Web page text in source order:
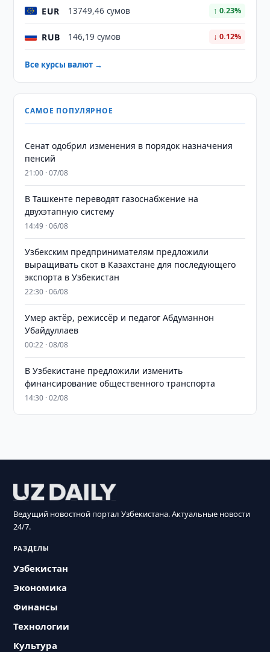
EUR 13749,46 сумов ↑ 0.23%
RUB 146,19 сумов ↓ 0.12%
Все курсы валют →
САМОЕ ПОПУЛЯРНОЕ
Сенат одобрил изменения в порядок назначения
пенсий
21:00 · 07/08
В Ташкенте переводят газоснабжение на
двухэтапную систему
14:49 · 06/08
Узбекским предпринимателям предложили
выращивать скот в Казахстане для последующего
экспорта в Узбекистан
22:30 · 06/08
Умер актёр, режиссёр и педагог Абдуманнон
Убайдуллаев
00:22 · 08/08
В Узбекистане предложили изменить
финансирование общественного транспорта
14:30 · 02/08
Ведущий новостной портал Узбекистана. Актуальные новости
24/7.
РАЗДЕЛЫ
Узбекистан
Экономика
Финансы
Технологии
Культура